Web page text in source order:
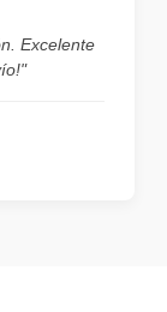
Excelente